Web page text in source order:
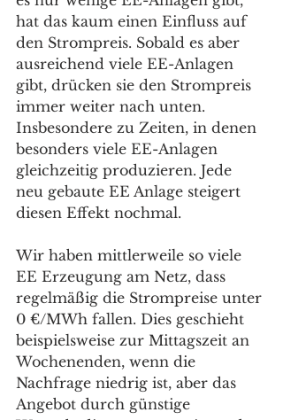
hat das kaum einen Einfluss auf
den Strompreis. Sobald es aber
ausreichend viele EE-Anlagen
gibt, drücken sie den Strompreis
immer weiter nach unten.
Insbesondere zu Zeiten, in denen
besonders viele EE-Anlagen
gleichzeitig produzieren. Jede
neu gebaute EE Anlage steigert
diesen Effekt nochmal.
Wir haben mittlerweile so viele
EE Erzeugung am Netz, dass
regelmäßig die Strompreise unter
0 €/MWh fallen. Dies geschieht
beispielsweise zur Mittagszeit an
Wochenenden, wenn die
Nachfrage niedrig ist, aber das
Angebot durch günstige